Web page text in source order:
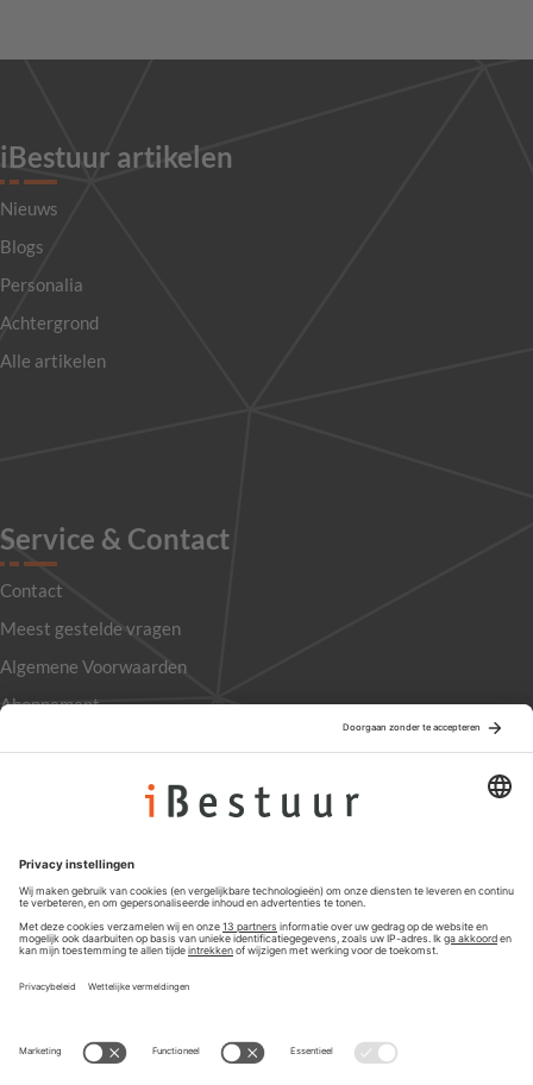
iBestuur artikelen
Nieuws
Blogs
Personalia
Achtergrond
Alle artikelen
Service & Contact
Contact
Meest gestelde vragen
Algemene Voorwaarden
Abonnement
Privacyinstellingen